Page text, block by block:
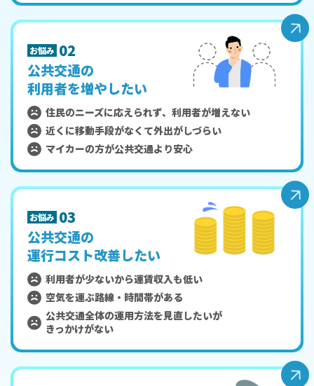
お悩み 02
公共交通の
利用者を増やしたい
住民のニーズに応えられず、利用者が増えない
近くに移動手段がなくて外出がしづらい
マイカーの方が公共交通より安心
お悩み 03
公共交通の
運行コスト改善したい
利用者が少ないから運賃収入も低い
空気を運ぶ路線・時間帯がある
公共交通全体の運用方法を見直したいが
きっかけがない